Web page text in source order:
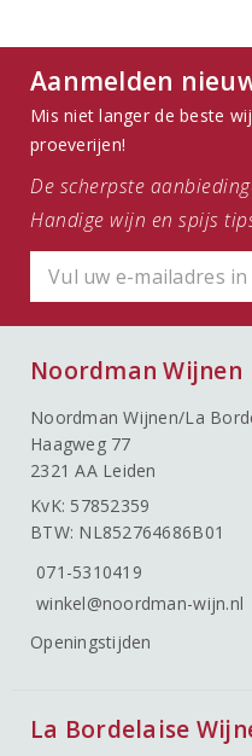
Aanmelden
Mis niet langer de beste
proeverijen!
De scherpste
Handige wijn en spijs
Noordman Wijnen
Noordman Wijnen/La
Haagweg 77
2321 AA Leiden
KvK: 57852359
BTW: NL852764686B01
071-5310419
winkel@noordman-wijn.nl
Openingstijden
La Bordelaise